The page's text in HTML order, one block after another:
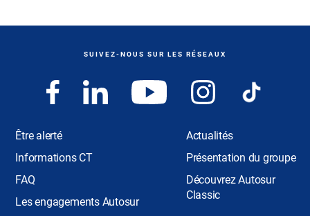
SUIVEZ-NOUS SUR LES RÉSEAUX
Être alerté
Informations CT
FAQ
Les engagements Autosur
Actualités
Présentation du groupe
Découvrez Autosur
Classic